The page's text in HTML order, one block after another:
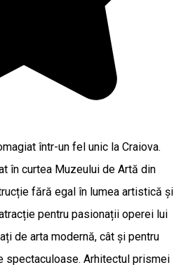
într-un fel unic la Craiova.
în curtea Muzeului de Artă din
fără egal în lumea artistică și
pentru pasionații operei lui
de arta modernă, cât și pentru
spectaculoase. Arhitectul prismei